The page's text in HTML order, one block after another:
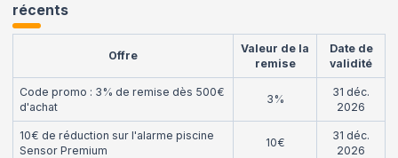
récents
Offre
Valeur de la
remise
Date de
validité
Code promo : 3% de remise dès 500€
d'achat
3%
31 déc.
2026
10€ de réduction sur l'alarme piscine
Sensor Premium
10€
31 déc.
2026